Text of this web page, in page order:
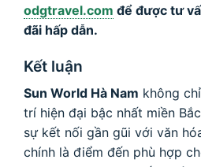
odgtravel.com để được tư
đãi hấp dẫn.
Kết luận
Sun World Hà Nam không
trí hiện đại bậc nhất miền
sự kết nối gần gũi với văn
chính là điểm đến phù hợp